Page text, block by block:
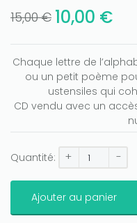
15,00 € 10,00 €
Chaque lettre de
ou un petit poème
ustensiles qui
CD vendu avec un
Quantité: + -
Ajouter au panier